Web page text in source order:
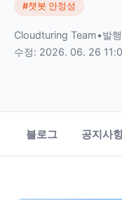
#챗봇 안정성
Cloudturing Team•발
수정: 2026. 06. 26
블로그 공지사